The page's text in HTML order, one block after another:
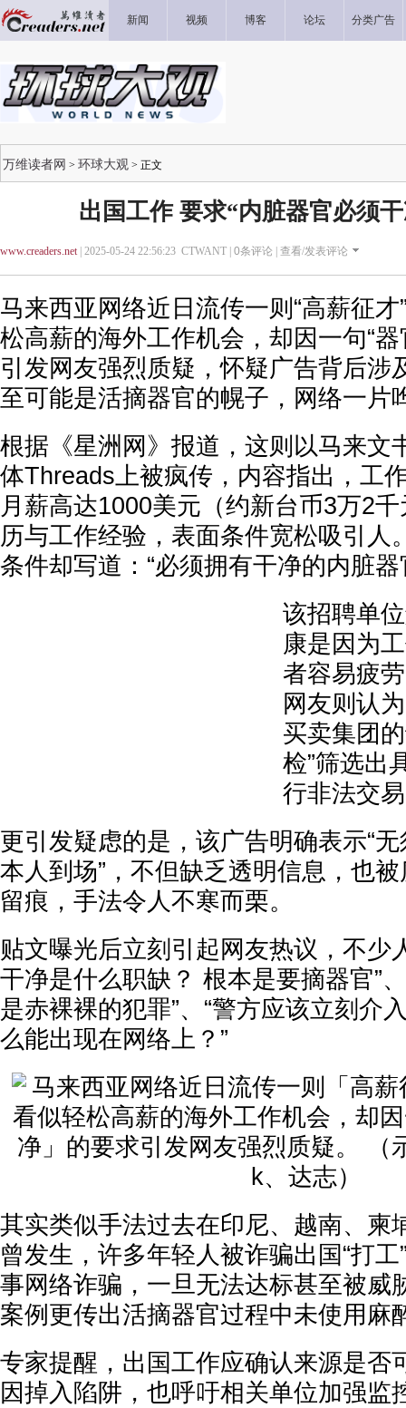
新闻 视频 博客 论坛 分类广告
万维读者网 > 环球大观 > 正文
出国工作 要求“内脏器官必须
www.creaders.net| 2025-05-24 22:56:23 CTWANT | 0条评论 | 查看/发表评论
马来西亚网络近日流传一则“高薪征
松高薪的海外工作机会，却因一句“
引发网友强烈质疑，怀疑广告背后涉
至可能是活摘器官的幌子，网络一片
根据《星洲网》报道，这则以马来文
体Threads上被疯传，内容指出，工
月薪高达1000美元（约新台币3万2
历与工作经验，表面条件宽松吸引人
条件却写道：“必须拥有干净的内脏
该招聘单
康是因为
者容易疲
网友则认
买卖集团
检”筛选出
行非法交
更引发疑虑的是，该广告明确表示“
本人到场”，不但缺乏透明信息，也
留痕，手法令人不寒而栗。
贴文曝光后立刻引起网友热议，不少
干净是什么职缺？ 根本是要摘器官”
是赤裸裸的犯罪”、“警方应该立刻介
么能出现在网络上？”
其实类似手法过去在印尼、越南、柬
曾发生，许多年轻人被诈骗出国“打
事网络诈骗，一旦无法达标甚至被威
案例更传出活摘器官过程中未使用麻
专家提醒，出国工作应确认来源是否
因掉入陷阱，也呼吁相关单位加强监